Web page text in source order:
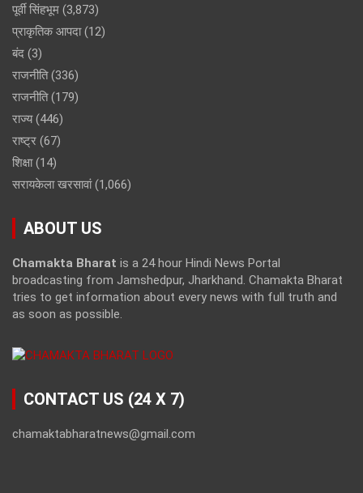
पूर्वी सिंहभूम (3,873)
प्राकृतिक आपदा(12)
बंद (3)
राजनीति(336)
राजनीति(179)
राज्य(446)
राष्ट्र (67)
शिक्षा(14)
सरायकेला खरसावां(1,066)
ABOUT US
Chamakta Bharat is a 24 hour Hindi News Portal
broadcasting from Jamshedpur, Jharkhand. Chamakta Bharat
tries to get information about every news with full truth and
as soon as possible.
CONTACT US (24 X 7)
chamaktabharatnews@gmail.com